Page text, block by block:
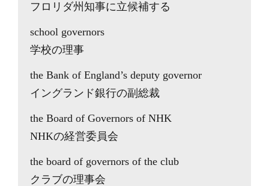
フロリダ州知事に立候補する
school governors
学校の理事
the Bank of England’s deputy governor
イングランド銀行の副総裁
the Board of Governors of NHK
NHKの経営委員会
the board of governors of the club
クラブの理事会